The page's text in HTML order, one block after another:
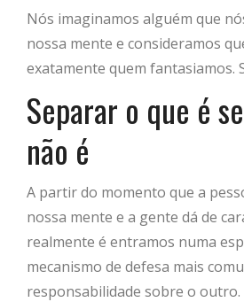
Nós imaginamos alguém que
nossa mente e consideramos
exatamente quem fantasiamos.
Separar o que é
não é
A partir do momento que a
nossa mente e a gente dá de
realmente é entramos numa
mecanismo de defesa mais
responsabilidade sobre o outro.